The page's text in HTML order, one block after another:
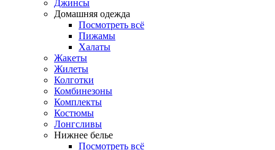
Джинсы
Домашняя одежда
Посмотреть всё
Пижамы
Халаты
Жакеты
Жилеты
Колготки
Комбинезоны
Комплекты
Костюмы
Лонгсливы
Нижнее белье
Посмотреть всё